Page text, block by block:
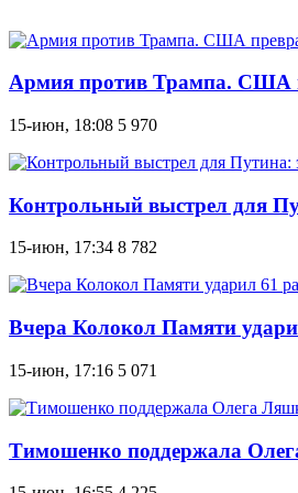
Армия против Трампа. США
15-июн, 18:08 5 970
Контрольный выстрел для
15-июн, 17:34 8 782
Вчера Колокол Памяти
15-июн, 17:16 5 071
Тимошенко поддержала